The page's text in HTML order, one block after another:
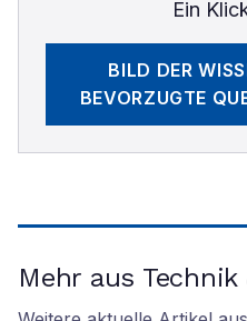
Ein
BILD DER
BEVORZUGTE
Mehr aus